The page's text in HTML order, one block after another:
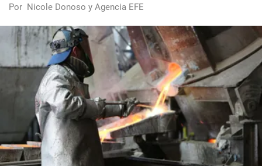
Por Nicole Donoso y Agencia EFE